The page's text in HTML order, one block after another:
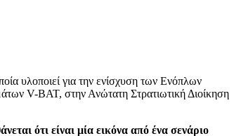
υλοποιεί για την ενίσχυση των Ενόπλων
V-BAT, στην Ανώτατη Στρατιωτική Διοίκηση
ότι είναι μία εικόνα από ένα σενάριο